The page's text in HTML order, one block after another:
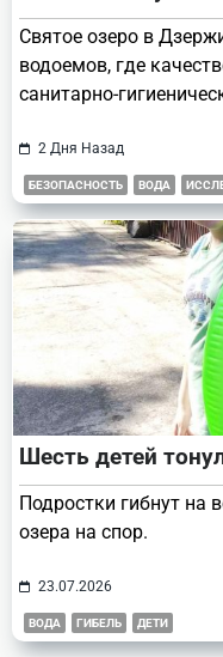
Святое озеро в
водоемов, где
санитарно-
2 Дня Назад
БЕЗОПАСНОСТЬ ВОДА
Шесть детей
Подростки гибнут на
озера на спор.
23.07.2026
ВОДА ГИБЕЛЬ ДЕТИ